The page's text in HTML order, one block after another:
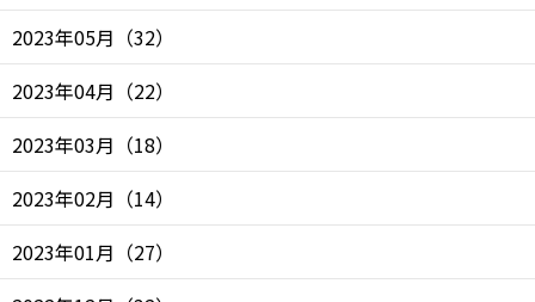
2023年05月 （32）
2023年04月 （22）
2023年03月 （18）
2023年02月 （14）
2023年01月 （27）